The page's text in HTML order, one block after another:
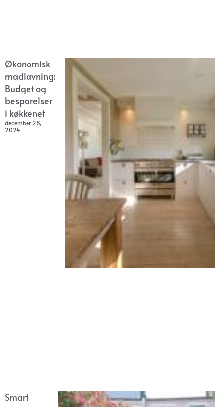
Økonomisk
madlavning:
Budget og
besparelser
i køkkenet
december 28,
2024
Smart